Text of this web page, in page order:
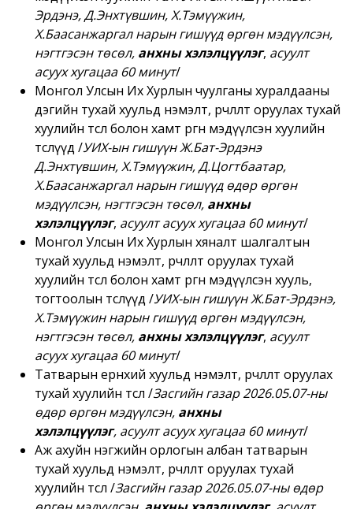
Эрдэнэ, Д.Энхтүвшин, Х.Тэмүүжин,
Х.Баасанжаргал нарын гишүүд өргөн мэдүүлсэн,
нэгтгэсэн төсөл, анхны хэлэлцүүлэг, асуулт
асуух хугацаа60 минут/
Монгол Улсын Их Хурлын чуулганы хуралдааны
дэгийн тухай хуульд нэмэлт, өөрчлөлт оруулах тухай
хуулийн төсөл болон хамт өргөн мэдүүлсэн хуулийн
төслүүд /УИХ-ын гишүүн Ж.Бат-Эрдэнэ
Д.Энхтүвшин, Х.Тэмүүжин, Д.Цогтбаатар,
Х.Баасанжаргал нарын гишүүд өдөр өргөн
мэдүүлсэн, нэгтгэсэн төсөл, анхны
хэлэлцүүлэг, асуулт асуух хугацаа60 минут/
Монгол Улсын Их Хурлын хяналт шалгалтын
тухай хуульд нэмэлт, өөрчлөлт оруулах тухай
хуулийн төсөл болон хамт өргөн мэдүүлсэн хууль,
тогтоолын төслүүд /УИХ-ын гишүүн Ж.Бат-Эрдэнэ,
Х.Тэмүүжин нарын гишүүд өргөн мэдүүлсэн,
нэгтгэсэн төсөл, анхны хэлэлцүүлэг, асуулт
асуух хугацаа60 минут/
Татварын ерөнхий хуульд нэмэлт, өөрчлөлт оруулах
тухай хуулийн төсөл /Засгийн газар 2026.05.07-ны
өдөр өргөн мэдүүлсэн, анхны
хэлэлцүүлэг, асуулт асуух хугацаа 60 минут/
Аж ахуйн нэгжийн орлогын албан татварын
тухай хуульд нэмэлт, өөрчлөлт оруулах тухай
хуулийн төсөл /Засгийн газар 2026.05.07-ны өдөр